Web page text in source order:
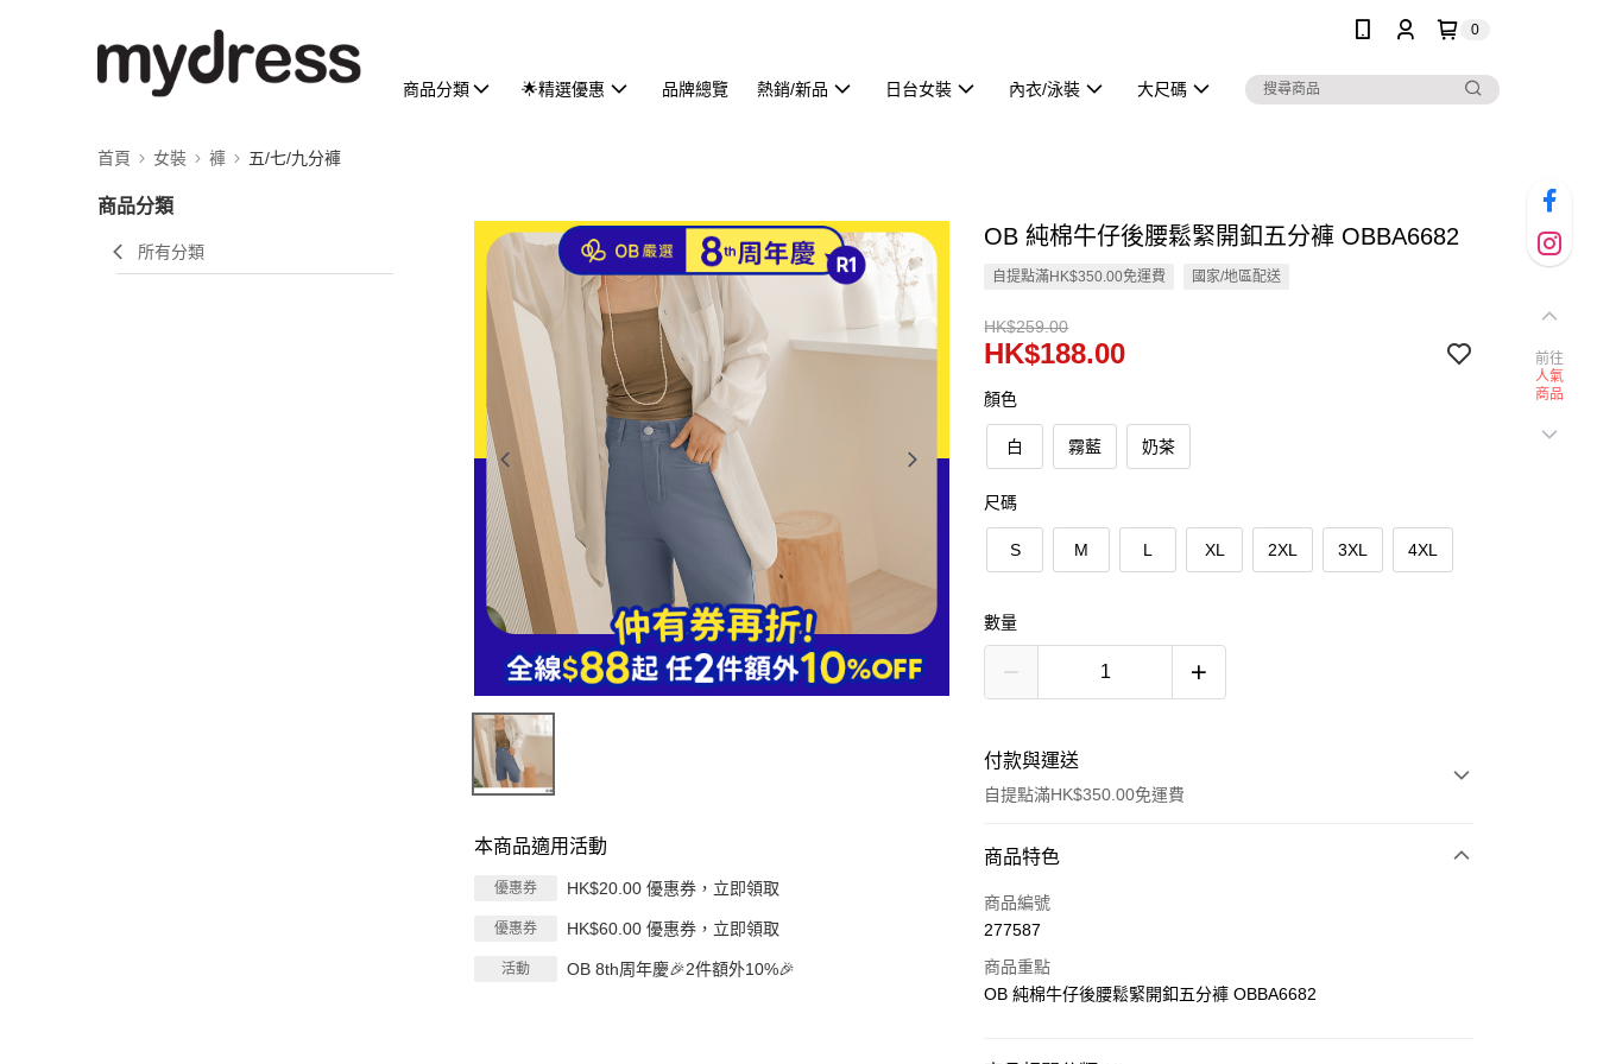
0
商品分類 🌟精選優惠 品牌總覽 熱銷/新品 日台女裝 內衣/泳裝 大尺碼
首頁 女裝 褲 五/七/九分褲
商品分類
所有分類
本商品適用活動
優惠券 HK$20.00 優惠券，立即領取
優惠券 HK$60.00 優惠券，立即領取
活動 OB 8th周年慶🎉2件額外10%🎉
OB 純棉牛仔後腰鬆緊開釦五分褲 OBBA6682
自提點滿HK$350.00免運費 國家/地區配送
HK$259.00
HK$188.00
顏色
白 霧藍 奶茶
尺碼
S M L XL 2XL 3XL 4XL
數量
付款與運送
自提點滿HK$350.00免運費
付款方式
信用卡
AlipayHK
商品特色
商品編號
277587
商品重點
OB 純棉牛仔後腰鬆緊開釦五分褲 OBBA6682
前往
人氣
商品